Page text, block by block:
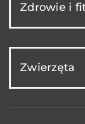
Zdrowie i
Zwierzęta